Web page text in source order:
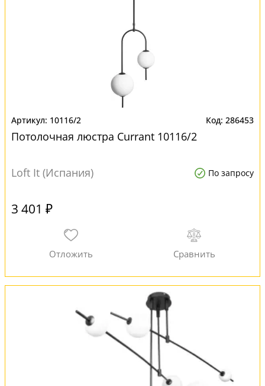
10116/2 286453
Потолочная люстра Currant 10116/2
Loft It (Испания) По запросу
3 401 ₽